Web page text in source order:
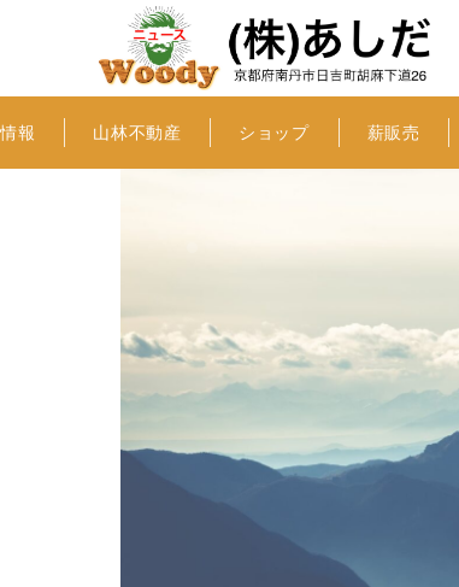
報 山林不動産 ショップ 薪販売